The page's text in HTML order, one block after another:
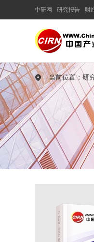
中研网 研究报告 财
当前位置： 研
《2026-2030年中国卫星
告》由中研普华卫星遥感
星遥感行业的市场规模、
27年研究经验，深度洞
多元化、高学历的实